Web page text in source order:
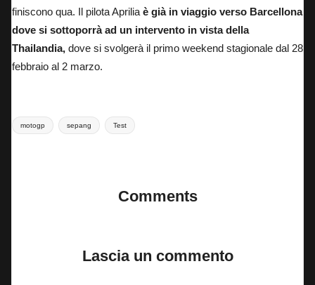
finiscono qua. Il pilota Aprilia è già in viaggio verso Barcellona
dove si sottoporrà ad un intervento in vista della
Thailandia, dove si svolgerà il primo weekend stagionale dal 28
febbraio al 2 marzo.
Tags:
motogp sepang Test
Comments
Lascia un commento